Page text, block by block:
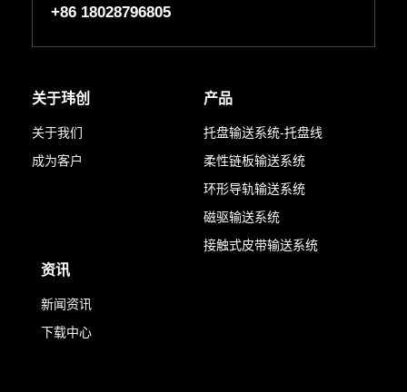
+86 18028796805
关于玮创
关于我们
成为客户
产品
托盘输送系统-托盘线
柔性链板输送系统
环形导轨输送系统
磁驱输送系统
接触式皮带输送系统
资讯
新闻资讯
下载中心